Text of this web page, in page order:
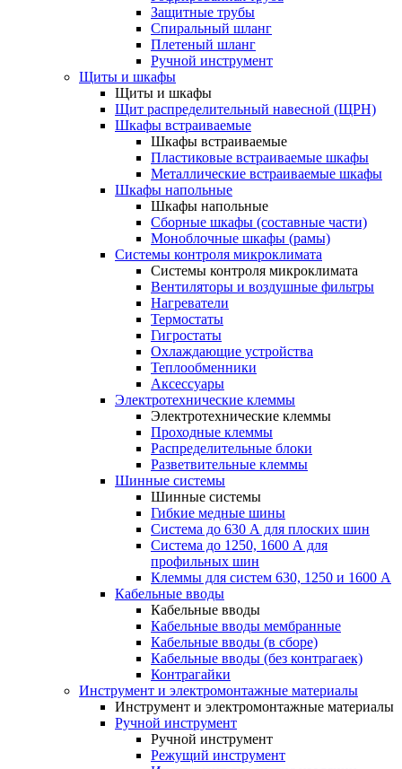
Защитные трубы
Спиральный шланг
Плетеный шланг
Ручной инструмент
Щиты и шкафы
Щиты и шкафы
Щит распределительный навесной (ЩРН)
Шкафы встраиваемые
Шкафы встраиваемые
Пластиковые встраиваемые шкафы
Металлические встраиваемые шкафы
Шкафы напольные
Шкафы напольные
Сборные шкафы (составные части)
Моноблочные шкафы (рамы)
Системы контроля микроклимата
Системы контроля микроклимата
Вентиляторы и воздушные фильтры
Нагреватели
Термостаты
Гигростаты
Охлаждающие устройства
Теплообменники
Аксессуары
Электротехнические клеммы
Электротехнические клеммы
Проходные клеммы
Распределительные блоки
Разветвительные клеммы
Шинные системы
Шинные системы
Гибкие медные шины
Система до 630 А для плоских шин
Система до 1250, 1600 А для
профильных шин
Клеммы для систем 630, 1250 и 1600 А
Кабельные вводы
Кабельные вводы
Кабельные вводы мембранные
Кабельные вводы (в сборе)
Кабельные вводы (без контрагаек)
Контрагайки
Инструмент и электромонтажные материалы
Инструмент и электромонтажные материалы
Ручной инструмент
Ручной инструмент
Режущий инструмент